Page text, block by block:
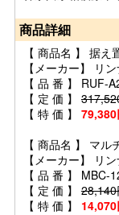
商品詳細
【 商品名 】 据
【メーカー】 リ
【 品 番 】 RUF-
【 定 価 】
【 特 価 】
【 商品名 】 マル
【メーカー】 リ
【 品 番 】 MBC-
【 定 価 】 28,140
【 特 価 】